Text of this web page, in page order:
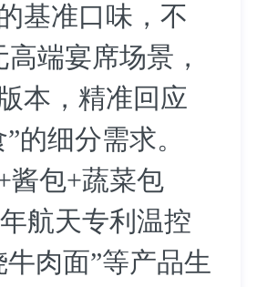
基准口味，不
端宴席场景，
本，精准回应
的细分需求。
酱包+蔬菜包
航天专利温控
肉面”等产品生